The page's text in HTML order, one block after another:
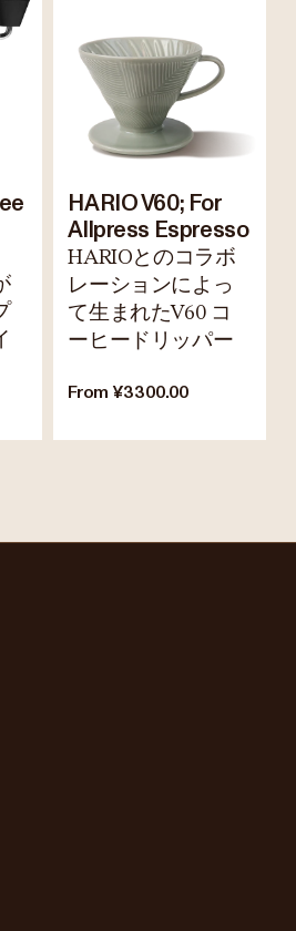
HARIO V60; For
Allpress Espresso
HARIOとのコラボ
レーションによっ
て生まれたV60 コ
ーヒードリッパー
From ¥3300.00